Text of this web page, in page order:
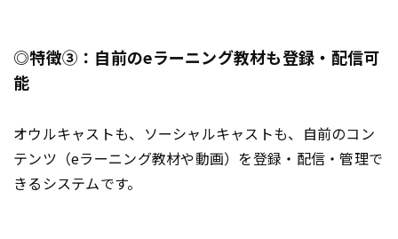
◎特徴③：自前のeラーニング教材も登録・配信可
能
オウルキャストも、ソーシャルキャストも、自前のコン
テンツ（eラーニング教材や動画）を登録・配信・管理で
きるシステムです。